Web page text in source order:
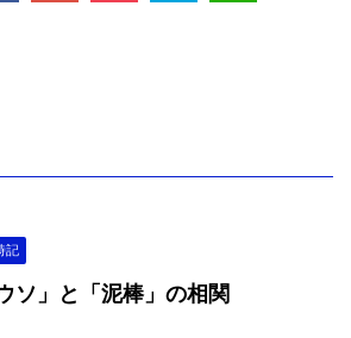
記
ウソ」と「泥棒」の相関